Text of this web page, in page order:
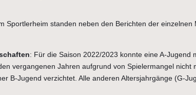
standen neben den Berichten der
: Für die Saison 2022/2023 konnte eine A-
vergangenen Jahren aufgrund von Spielermangel
B-Jugend verzichtet. Alle anderen Altersjahrgänge (G-